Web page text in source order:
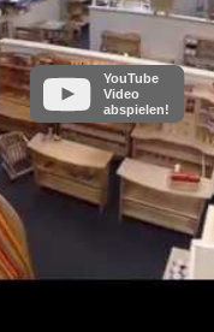
YouTube
Video
abspielen!